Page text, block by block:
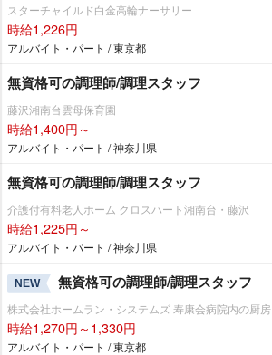
スターチャイルド白金高輪ナーサリー
時給1,226円
アルバイト・パート / 東京都
無資格可の調理師/調理スタッフ
藤沢湘南台雲母保育園
時給1,400円～
アルバイト・パート / 神奈川県
無資格可の調理師/調理スタッフ
介護付有料老人ホーム クロスハート湘南台・藤沢
時給1,225円～
アルバイト・パート / 神奈川県
NEW 無資格可の調理師/調理スタッフ
株式会社ホームラン・システムズ 寿康会病院内の厨房
時給1,270円～1,330円
アルバイト・パート / 東京都